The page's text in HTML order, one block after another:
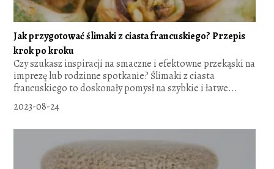
Jak przygotować ślimaki z ciasta francuskiego? Przepis
krok po kroku
Czy szukasz inspiracji na smaczne i efektowne przekąski na
imprezę lub rodzinne spotkanie? Ślimaki z ciasta
francuskiego to doskonały pomysł na szybkie i łatwe...
2023-08-24